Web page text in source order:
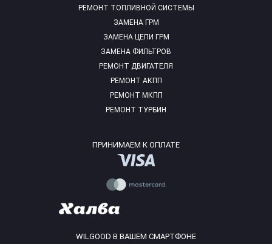
РЕМОНТ ТОПЛИВНОЙ СИСТЕМЫ
ЗАМЕНА ГРМ
ЗАМЕНА ЦЕПИ ГРМ
ЗАМЕНА ФИЛЬТРОВ
РЕМОНТ ДВИГАТЕЛЯ
РЕМОНТ АКПП
РЕМОНТ МКПП
РЕМОНТ ТУРБИН
ПРИНИМАЕМ К ОПЛАТЕ
WILGOOD В ВАШЕМ СМАРТФОНЕ